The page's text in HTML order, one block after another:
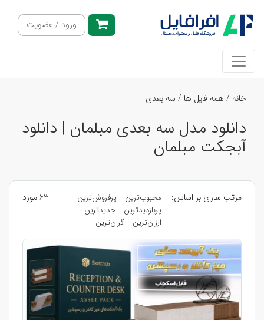
ورود / عضویت
خانه / همه فایل ها / سه بعدی
دانلود مدل سه بعدی مبلمان | دانلود
آبجکت مبلمان
مرتب سازی بر اساس: محبوب‌ترین
پرفروش‌ترین
پربازدیدترین
جدیدترین
ارزان‌ترین
گران‌ترین
63 مورد